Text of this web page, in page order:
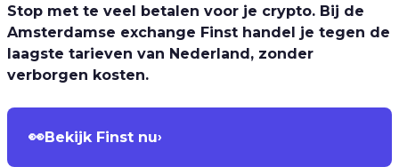
Stop met te veel betalen voor je crypto. Bij de
Amsterdamse exchange Finst handel je tegen de
laagste tarieven van Nederland, zonder
verborgen kosten.
👀Bekijk Finst nu›